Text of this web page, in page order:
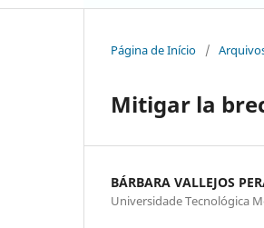
Página de Início /
Mitigar la
BÁRBARA VALLEJOS
Universidade Tecnológica